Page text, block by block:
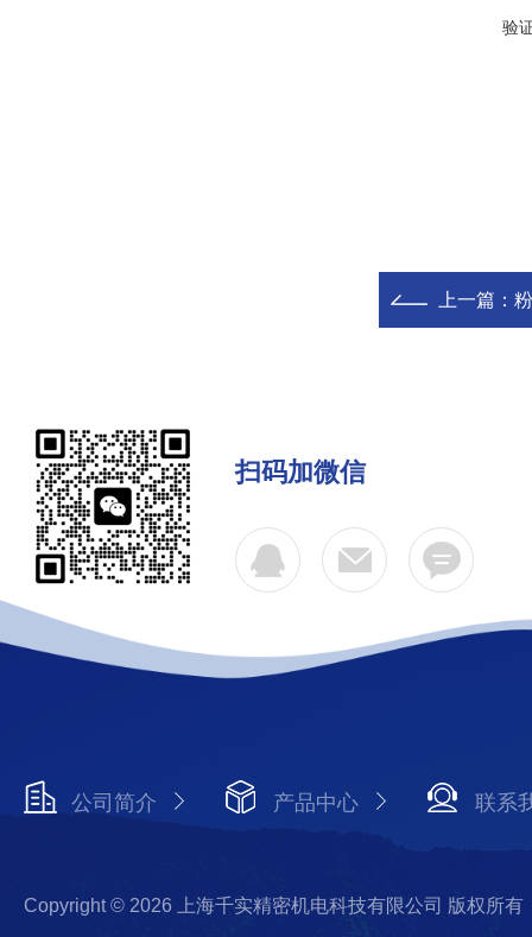
验
上一篇：
扫码加微信
公司简介 产品中心 联系
Copyright © 2026 上海千实精密机电科技有限公司 版权所有